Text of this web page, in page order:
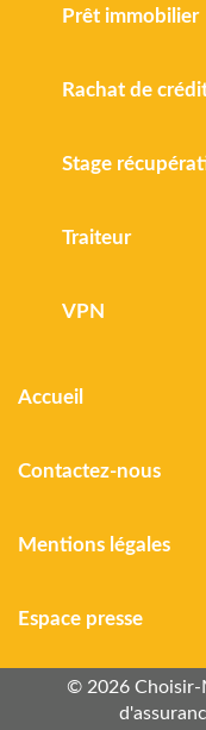
Prêt immobilier
Rachat de
Stage
Traiteur
VPN
Accueil
Contactez-nous
Mentions légales
Espace presse
© 2026 Choisir-